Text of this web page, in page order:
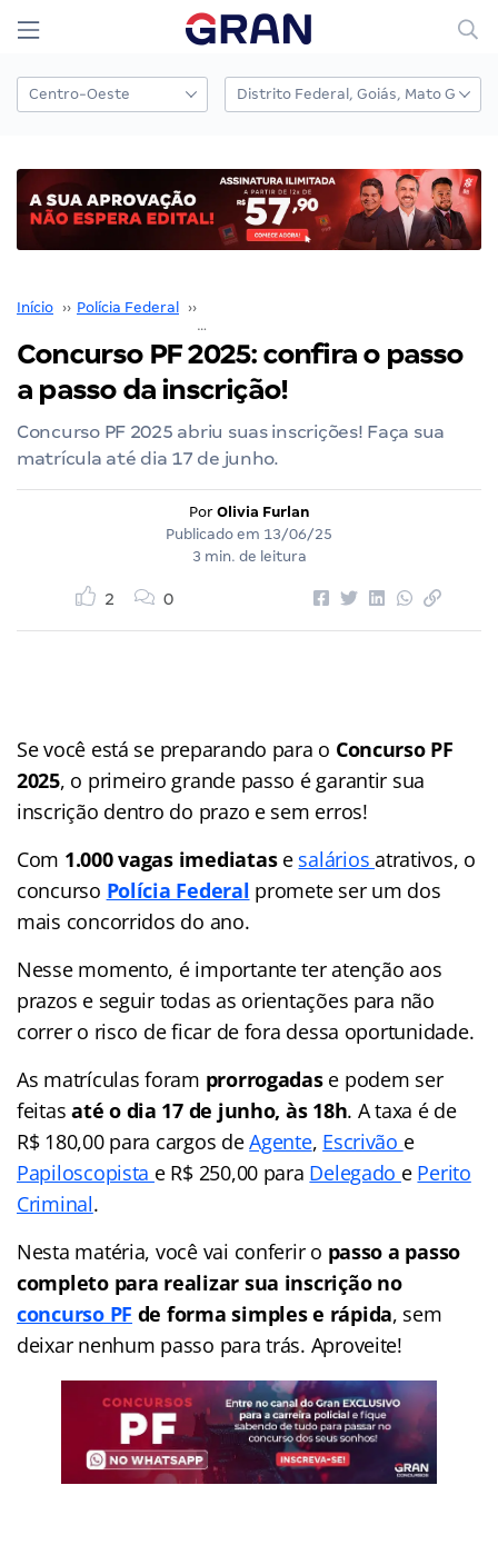
Início ›› Polícia Federal ››
Concurso PF 2025: confira o passo
a passo da inscrição!
Concurso PF 2025 abriu suas inscrições! Faça sua
matrícula até dia 17 de junho.
Por Olivia Furlan
Publicado em 13/06/25
3 min. de leitura
2 0
Se você está se preparando para o Concurso PF
2025, o primeiro grande passo é garantir sua
inscrição dentro do prazo e sem erros!
Com 1.000 vagas imediatase saláriosatrativos, o
concurso Polícia Federal promete ser um dos
mais concorridos do ano.
Nesse momento, é importante ter atenção aos
prazos e seguir todas as orientações para não
correr o risco de ficar de fora dessa oportunidade.
As matrículas foram prorrogadase podem ser
feitasaté o dia 17 de junho, às 18h. A taxa é de
R$ 180,00 para cargos deAgente, Escrivão e
Papiloscopista e R$ 250,00 para Delegado e Perito
Criminal.
Nesta matéria, você vai conferir o passo a passo
completo para realizar sua inscrição no
concurso PF de forma simples e rápida, sem
deixar nenhum passo para trás. Aproveite!